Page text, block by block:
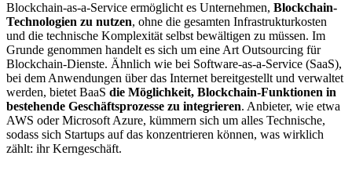
Blockchain-as-a-Service ermöglicht es Unternehmen, Blockchain-
Technologien zu nutzen, ohne die gesamten Infrastrukturkosten
und die technische Komplexität selbst bewältigen zu müssen. Im
Grunde genommen handelt es sich um eine Art Outsourcing für
Blockchain-Dienste. Ähnlich wie bei Software-as-a-Service (SaaS),
bei dem Anwendungen über das Internet bereitgestellt und verwaltet
werden, bietet BaaS die Möglichkeit, Blockchain-Funktionen in
bestehende Geschäftsprozesse zu integrieren. Anbieter, wie etwa
AWS oder Microsoft Azure, kümmern sich um alles Technische,
sodass sich Startups auf das konzentrieren können, was wirklich
zählt: ihr Kerngeschäft.